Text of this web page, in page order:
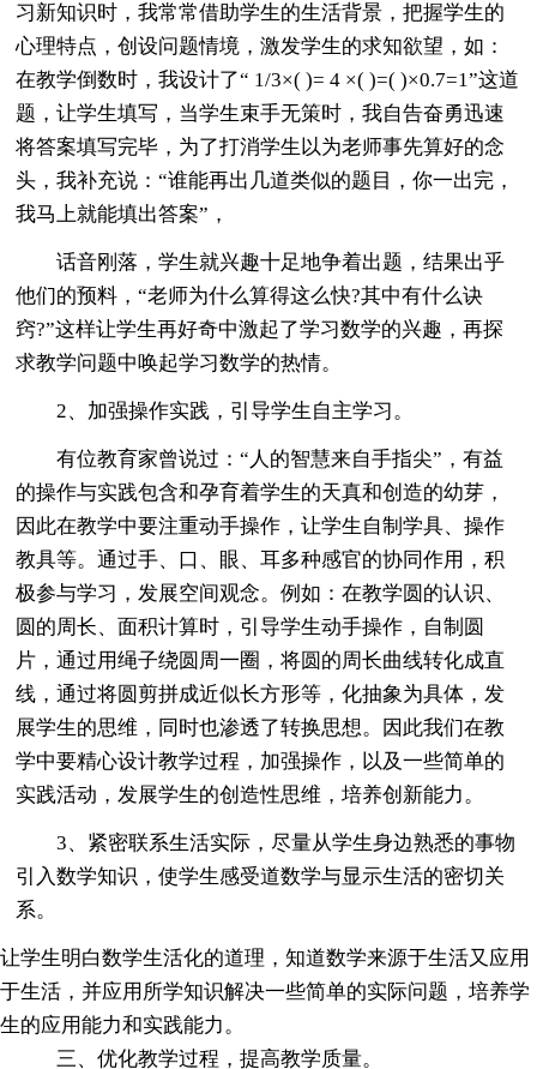
习新知识时，我常常借助学生的生活背景，把握学生的
心理特点，创设问题情境，激发学生的求知欲望，如：
在教学倒数时，我设计了“ 1/3×( )= 4 ×( )=( )×0.7=1”这道
题，让学生填写，当学生束手无策时，我自告奋勇迅速
将答案填写完毕，为了打消学生以为老师事先算好的念
头，我补充说：“谁能再出几道类似的题目，你一出完，
我马上就能填出答案”，
话音刚落，学生就兴趣十足地争着出题，结果出乎
他们的预料，“老师为什么算得这么快?其中有什么诀
窍?”这样让学生再好奇中激起了学习数学的兴趣，再探
求教学问题中唤起学习数学的热情。
2、加强操作实践，引导学生自主学习。
有位教育家曾说过：“人的智慧来自手指尖”，有益
的操作与实践包含和孕育着学生的天真和创造的幼芽，
因此在教学中要注重动手操作，让学生自制学具、操作
教具等。通过手、口、眼、耳多种感官的协同作用，积
极参与学习，发展空间观念。例如：在教学圆的认识、
圆的周长、面积计算时，引导学生动手操作，自制圆
片，通过用绳子绕圆周一圈，将圆的周长曲线转化成直
线，通过将圆剪拼成近似长方形等，化抽象为具体，发
展学生的思维，同时也渗透了转换思想。因此我们在教
学中要精心设计教学过程，加强操作，以及一些简单的
实践活动，发展学生的创造性思维，培养创新能力。
3、紧密联系生活实际，尽量从学生身边熟悉的事物
引入数学知识，使学生感受道数学与显示生活的密切关
系。
让学生明白数学生活化的道理，知道数学来源于生活又应用
于生活，并应用所学知识解决一些简单的实际问题，培养学
生的应用能力和实践能力。
三、优化教学过程，提高教学质量。